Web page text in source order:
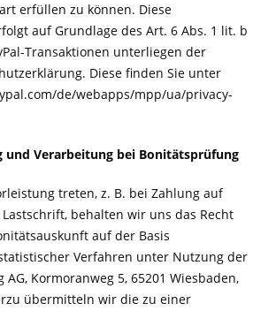
erfüllen zu können. Diese
auf Grundlage des Art. 6 Abs. 1 lit. b
Transaktionen unterliegen der
Diese finden Sie unter
de/webapps/mpp/ua/privacy-
und Verarbeitung bei Bonitätsprüfung
treten, z. B. bei Zahlung auf
behalten wir uns das Recht
auf der Basis
Verfahren unter Nutzung der
AG, Kormoranweg 5, 65201 Wiesbaden,
übermitteln wir die zu einer